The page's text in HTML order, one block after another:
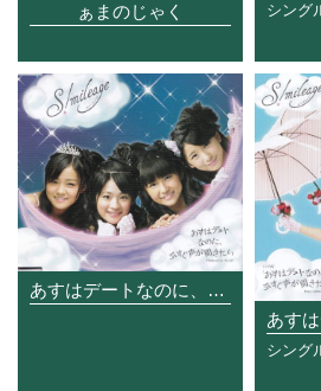
ぁまのじゃく シング
あすはデートなのに、今すぐ声が聞きたい
シング